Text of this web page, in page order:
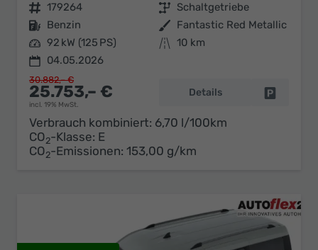
Fahrzeugnr. 179264 Getriebe Schaltgetriebe
Kraftstoff Benzin Außenfarbe Fantastic Red Metallic
Leistung 92 kW (125 PS) Kilometerstand 10 km
04.05.2026
25.753,– €
incl. 19% MwSt.
30.882,– €
Details
Verbrauch kombiniert: 6,70 l/100km
CO2-Klasse: E
CO2-Emissionen: 153,00 g/km